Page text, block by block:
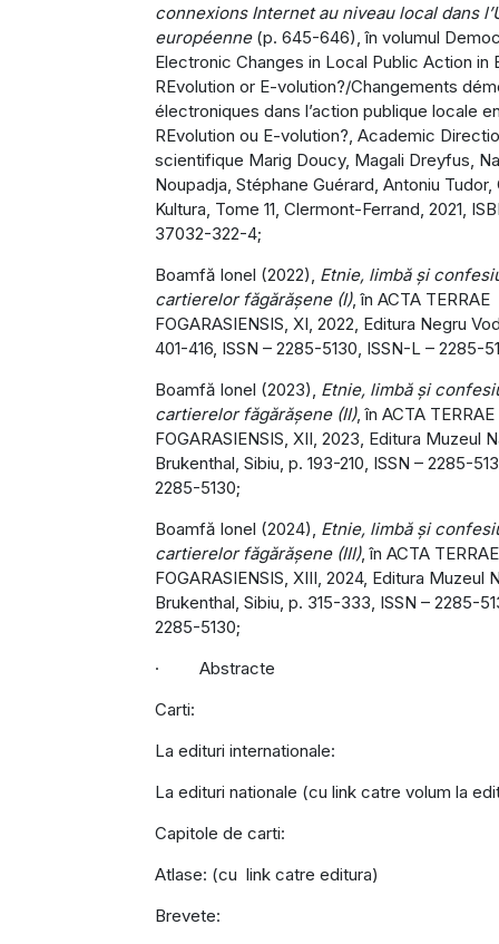
connexions Internet au niveau local dans
européenne (p. 645-646), în volumul
Electronic Changes in Local Public Action in
REvolution or E-volution?/Changements
électroniques dans l’action publique locale
REvolution ou E-volution?, Academic
scientifique Marig Doucy, Magali Dreyfus,
Noupadja, Stéphane Guérard, Antoniu
Kultura, Tome 11, Clermont-Ferrand, 2021,
37032-322-4;
Boamfă Ionel (2022), Etnie, limbă și
cartierelor făgărășene (I), în ACTA TERRAE
FOGARASIENSIS, XI, 2022, Editura Negru
401-416, ISSN – 2285-5130, ISSN-L – 2285-
Boamfă Ionel (2023), Etnie, limbă și
cartierelor făgărășene (II), în ACTA TERRAE
FOGARASIENSIS, XII, 2023, Editura Muzeul
Brukenthal, Sibiu, p. 193-210, ISSN – 2285-
2285-5130;
Boamfă Ionel (2024), Etnie, limbă și
cartierelor făgărășene (III), în ACTA TERRAE
FOGARASIENSIS, XIII, 2024, Editura Muzeul
Brukenthal, Sibiu, p. 315-333, ISSN – 2285-
2285-5130;
· Abstracte
Carti:
La edituri internationale:
La edituri nationale (cu link catre volum la
Capitole de carti:
Atlase: (cu link catre editura)
Brevete: